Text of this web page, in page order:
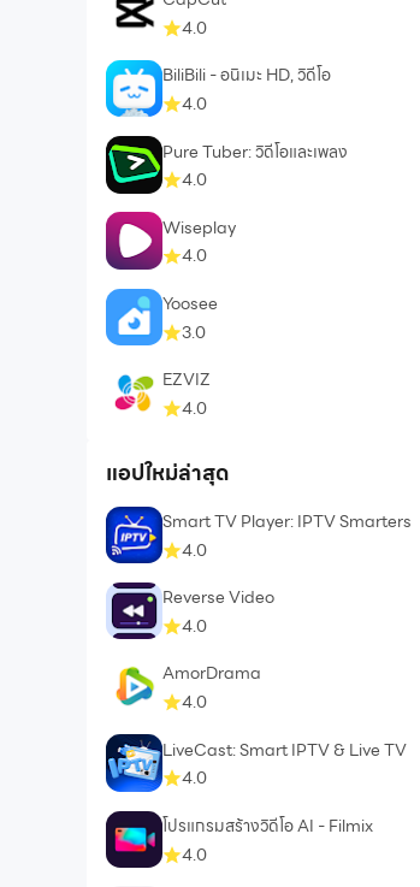
4.0
BiliBili - อนิเมะ HD, วิดีโอ
4.0
Pure Tuber: วิดีโอและเพลง
4.0
Wiseplay
4.0
Yoosee
3.0
EZVIZ
4.0
แอปใหม่ล่าสุด
Smart TV Player: IPTV Smarters
4.0
Reverse Video
4.0
AmorDrama
4.0
LiveCast: Smart IPTV & Live TV
4.0
โปรแกรมสร้างวิดีโอ AI - Filmix
4.0